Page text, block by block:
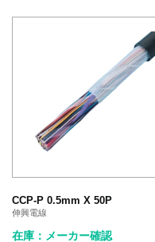
CCP-P 0.5mm X 50P
伸興電線
在庫：メーカー確認